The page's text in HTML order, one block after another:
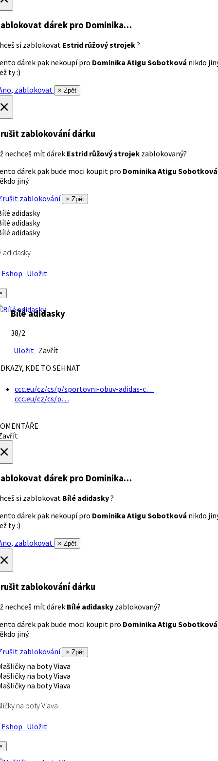
dárek pro Dominika…
si zablokovat Estrid růžový strojek?
dárek pak nekoupí pro Dominika Atigu Sobotková nikdo
ty :)
zablokovat
× Zpět
zablokování dárku
nechceš mít dárek Estrid růžový strojek zablokovaný?
dárek pak bude moci koupit pro Dominika Atigu Sobotková
jiný.
zablokování
× Zpět
adidasky
Uložit
Bílé adidasky
38/2
Uložit Zavřít
KDE TO SEHNAT
ccc.eu/cz/cs/p/sportovni-obuv-adidas-c…
ccc.eu/cz/cs/p…
dárek pro Dominika…
si zablokovat Bílé adidasky?
dárek pak nekoupí pro Dominika Atigu Sobotková nikdo
ty :)
zablokovat
× Zpět
zablokování dárku
nechceš mít dárek Bílé adidasky zablokovaný?
dárek pak bude moci koupit pro Dominika Atigu Sobotková
jiný.
zablokování
× Zpět
na boty Viava
Uložit